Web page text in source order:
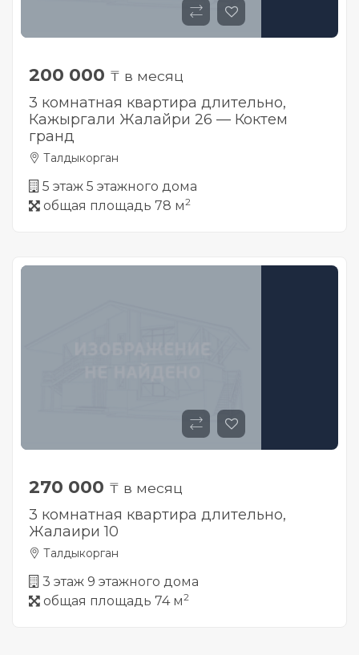
200 000 ₸ в месяц
3 комнатная квартира длительно,
Кажыргали Жалайри 26 — Коктем
гранд
Талдыкорган
5 этаж 5 этажного дома
общая площадь 78 м2
270 000 ₸ в месяц
3 комнатная квартира длительно,
Жалаири 10
Талдыкорган
3 этаж 9 этажного дома
общая площадь 74 м2